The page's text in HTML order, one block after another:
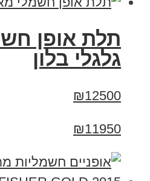
תלת אופן
גלגלי בלון
₪12500
₪11950